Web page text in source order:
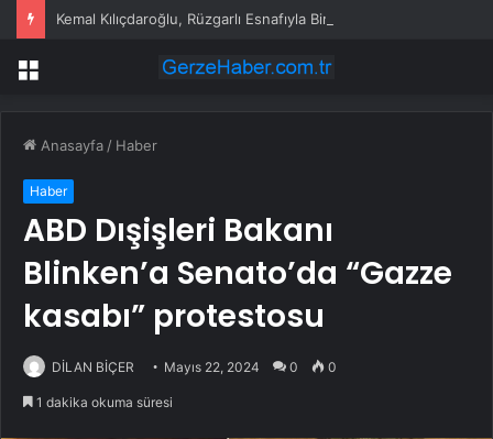
Kemal Kılıçdaroğlu, Rüzgarlı Esnafıyla Bir Araya Geldi
Menü
Anasayfa / Haber
Haber
ABD Dışişleri Bakanı
Blinken’a Senato’da “Gazze
kasabı” protestosu
DİLAN BİÇER Mayıs 22, 2024 0 0
1 dakika okuma süresi